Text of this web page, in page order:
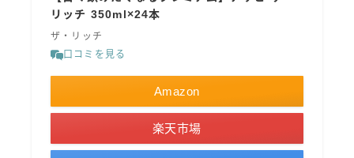
リッチ 350ml×24本
ザ・リッチ
口コミを見る
Amazon
楽天市場